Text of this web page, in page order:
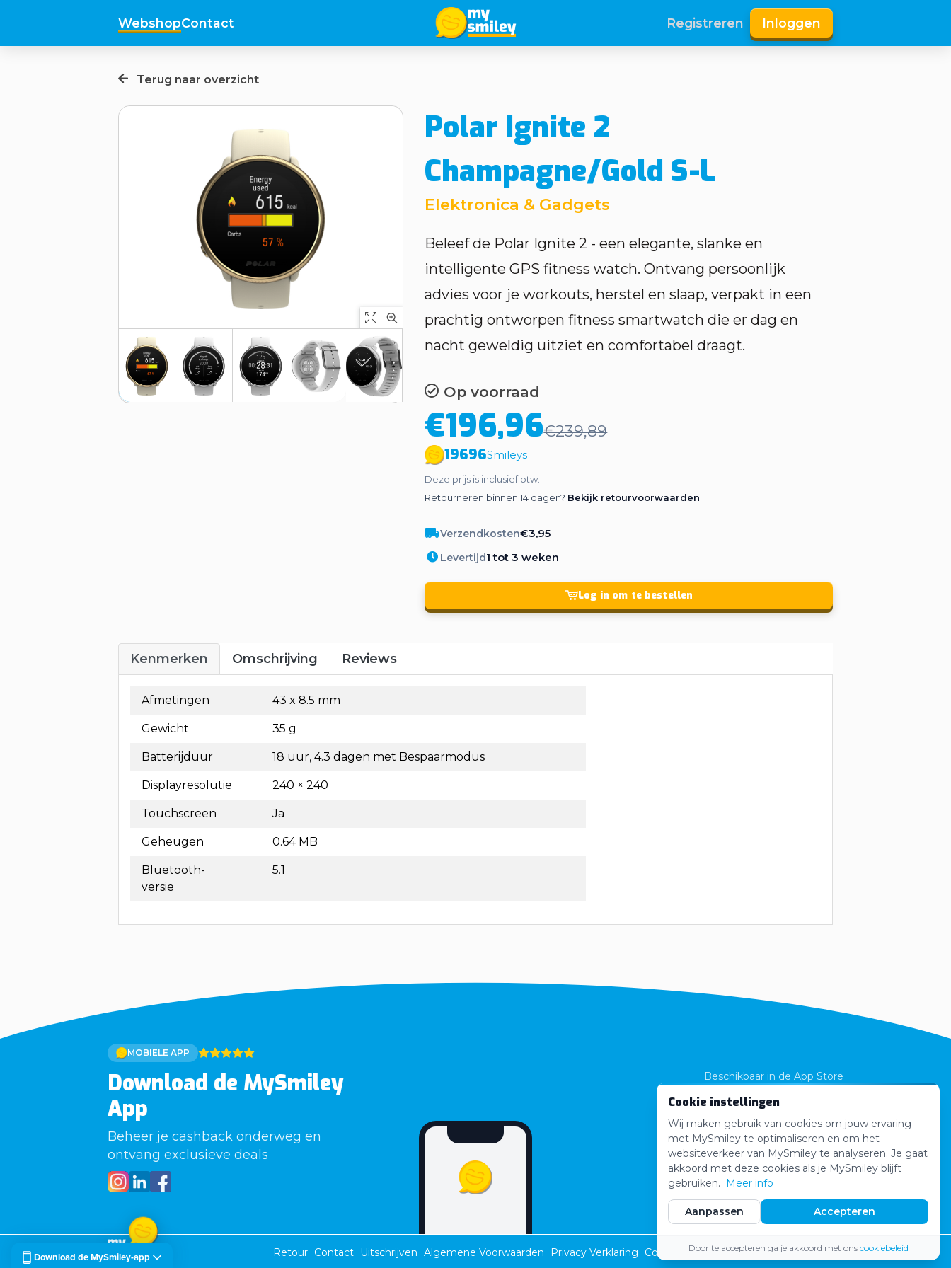
Cookie instellingen
Wij maken gebruik van cookies om jouw ervaring
met MySmiley te optimaliseren en om het
websiteverkeer van MySmiley te analyseren. Je gaat
akkoord met deze cookies als je MySmiley blijft
gebruiken. Meer info
Aanpassen Accepteren
Door te accepteren ga je akkoord met ons cookiebeleid
WebshopContact Registreren Inloggen
Terug naar overzicht
Polar Ignite 2
Champagne/Gold S-L
Elektronica & Gadgets
Beleef de Polar Ignite 2 - een elegante, slanke en
intelligente GPS fitness watch. Ontvang persoonlijk
advies voor je workouts, herstel en slaap, verpakt in een
prachtig ontworpen fitness smartwatch die er dag en
nacht geweldig uitziet en comfortabel draagt.
Op voorraad
€196,96€239,89
19696Smileys
Deze prijs is inclusief btw.
Retourneren binnen 14 dagen? Bekijk retourvoorwaarden
Verzendkosten€3,95
Levertijd1 tot 3 weken
Log in om te bestellen
Kenmerken Omschrijving Reviews
Afmetingen 43 x 8.5 mm
Gewicht 35 g
Batterijduur 18 uur, 4.3 dagen met Bespaarmodus
Displayresolutie 240 × 240
Touchscreen Ja
Geheugen 0.64 MB
Bluetooth-
versie
5.1
MOBIELE APP
Download de MySmiley
App
Beheer je cashback onderweg en
ontvang exclusieve deals
Beschikbaar in de App Store
App Store
Volledig Gratis!
Retour Contact Uitschrijven Algemene Voorwaarden Privacy Verklaring Cookie Beleid © 2020 - 2026 MySmiley
Download de MySmiley-app